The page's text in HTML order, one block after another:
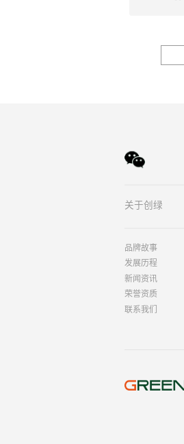
关于创绿
品牌故事
发展历程
新闻资讯
荣誉资质
联系我们